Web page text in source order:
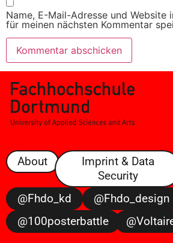
Name, E-Mail-Adresse und Website
für meinen nächsten Kommentar
About
Imprint & Data
Security
@fhdo_kd
@fhdo_design
@100posterbattle